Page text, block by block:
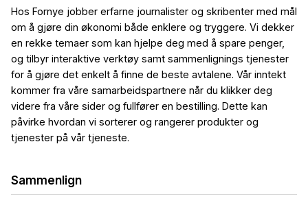
Hos Fornye jobber erfarne journalister og skribenter med mål
om å gjøre din økonomi både enklere og tryggere. Vi dekker
en rekke temaer som kan hjelpe deg med å spare penger,
og tilbyr interaktive verktøy samt sammenlignings tjenester
for å gjøre det enkelt å finne de beste avtalene. Vår inntekt
kommer fra våre samarbeidspartnere når du klikker deg
videre fra våre sider og fullfører en bestilling. Dette kan
påvirke hvordan vi sorterer og rangerer produkter og
tjenester på vår tjeneste.
Sammenlign